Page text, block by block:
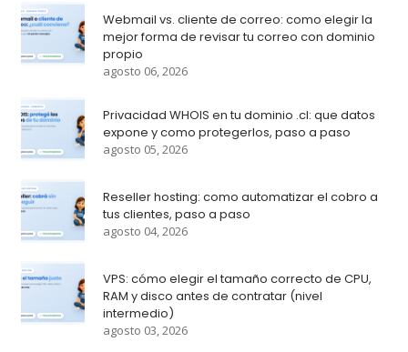
Webmail vs. cliente de correo: como elegir la
mejor forma de revisar tu correo con dominio
propio
agosto 06, 2026
Privacidad WHOIS en tu dominio .cl: que datos
expone y como protegerlos, paso a paso
agosto 05, 2026
Reseller hosting: como automatizar el cobro a
tus clientes, paso a paso
agosto 04, 2026
VPS: cómo elegir el tamaño correcto de CPU,
RAM y disco antes de contratar (nivel
intermedio)
agosto 03, 2026